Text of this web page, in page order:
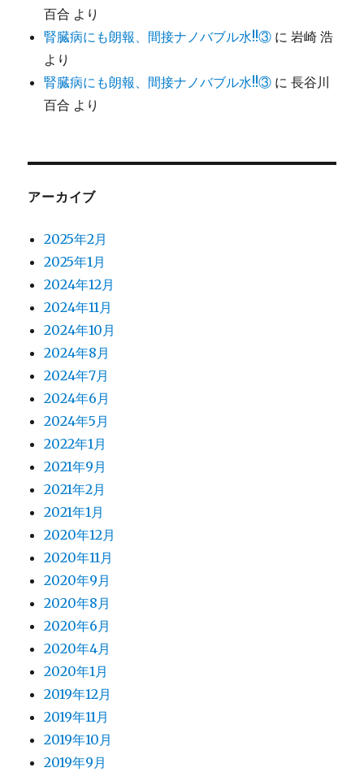
百合 より
腎臓病にも朗報、間接ナノバブル水!!③ に岩崎 浩
より
腎臓病にも朗報、間接ナノバブル水!!③ に長谷川
百合 より
アーカイブ
2025年2月
2025年1月
2024年12月
2024年11月
2024年10月
2024年8月
2024年7月
2024年6月
2024年5月
2022年1月
2021年9月
2021年2月
2021年1月
2020年12月
2020年11月
2020年9月
2020年8月
2020年6月
2020年4月
2020年1月
2019年12月
2019年11月
2019年10月
2019年9月